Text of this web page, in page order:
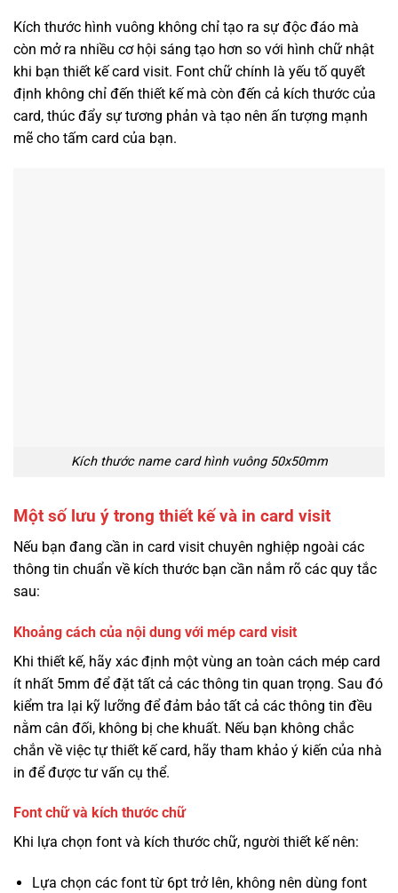
Kích thước hình vuông không chỉ tạo ra sự độc đáo mà
còn mở ra nhiều cơ hội sáng tạo hơn so với hình chữ nhật
khi bạn thiết kế card visit. Font chữ chính là yếu tố quyết
định không chỉ đến thiết kế mà còn đến cả kích thước của
card, thúc đẩy sự tương phản và tạo nên ấn tượng mạnh
mẽ cho tấm card của bạn.
Kích thước name card hình vuông 50x50mm
Một số lưu ý trong thiết kế và in card visit
Nếu bạn đang cần in card visit chuyên nghiệp ngoài các
thông tin chuẩn về kích thước bạn cần nắm rõ các quy tắc
sau:
Khoảng cách của nội dung với mép card visit
Khi thiết kế, hãy xác định một vùng an toàn cách mép card
ít nhất 5mm để đặt tất cả các thông tin quan trọng. Sau đó
kiểm tra lại kỹ lưỡng để đảm bảo tất cả các thông tin đều
nằm cân đối, không bị che khuất. Nếu bạn không chắc
chắn về việc tự thiết kế card, hãy tham khảo ý kiến của nhà
in để được tư vấn cụ thể.
Font chữ và kích thước chữ
Khi lựa chọn font và kích thước chữ, người thiết kế nên:
Lựa chọn các font từ 6pt trở lên, không nên dùng font